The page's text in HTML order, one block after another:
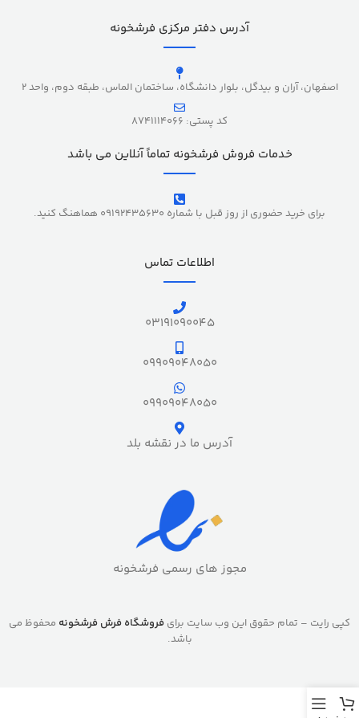
آدرس دفتر مرکزی فرشخونه
اصفهان، آران و بیدگل، بلوار دانشگاه، ساختمان الماس، طبقه دوم، واحد 2
کد پستی: 8741114066
خدمات فروش فرشخونه تماماً آنلاین می باشد
برای خرید حضوری از روز قبل با شماره 09192435630 هماهنگ کنید.
اطلاعات تماس
03191090045
09909048050
09909048050
آدرس ما در نقشه بلد
مجوز های رسمی فرشخونه
کپی رایت – تمام حقوق این وب سایت برای فروشگاه فرش فرشخونه محفوظ می
باشد.